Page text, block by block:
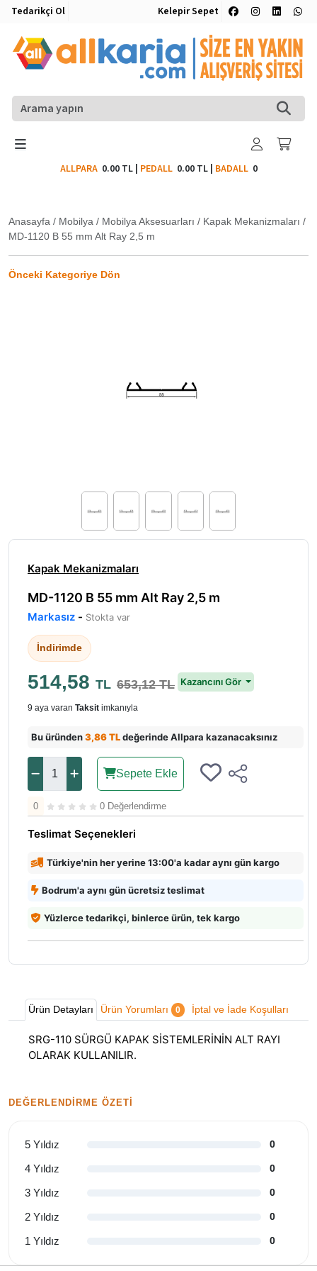
Tedarikçi Ol Kelepir Sepet
ALLPARA 0.00 TL| PEDALL 0.00 TL| BADALL0
Anasayfa / Mobilya / Mobilya Aksesuarları / Kapak Mekanizmaları /
MD-1120 B 55 mm Alt Ray 2,5 m
Önceki Kategoriye Dön
Kapak Mekanizmaları
MD-1120 B 55 mm Alt Ray 2,5 m
Markasız - Stokta var
İndirimde
514,58 TL 653,12 TL Kazancını Gör
9 aya varan Taksit imkanıyla
Bu üründen3,86 TLdeğerinde Allpara kazanacaksınız
Sepete Ekle
0 0 Değerlendirme
Teslimat Seçenekleri
Türkiye'nin her yerine 13:00'a kadar aynı gün kargo
Bodrum'a aynı gün ücretsiz teslimat
Yüzlerce tedarikçi, binlerce ürün, tek kargo
Ürün Detayları Ürün Yorumları 0 İptal ve İade Koşulları
SRG-110 SÜRGÜ KAPAK SİSTEMLERİNİN ALT RAYI
OLARAK KULLANILIR.
DEĞERLENDIRME ÖZETI
5 Yıldız 0
4 Yıldız 0
3 Yıldız 0
2 Yıldız 0
1 Yıldız 0